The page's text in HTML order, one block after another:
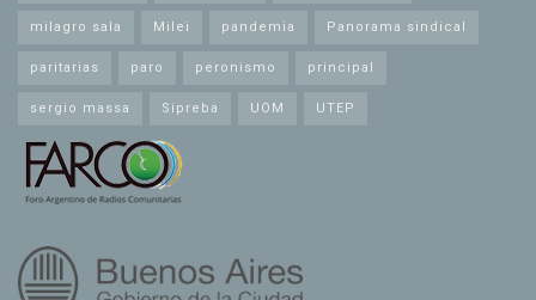
milagro sala Milei pandemia Panorama sindical
paritarias paro peronismo principal
sergio massa Sipreba UOM UTEP